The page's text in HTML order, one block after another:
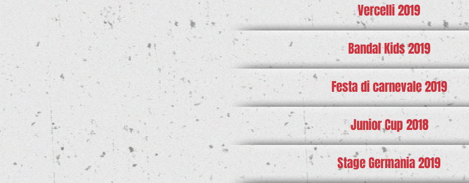
Vercelli 2019
Bandal Kids 2019
Festa di carnevale 2019
Junior Cup 2018
Stage Germania 2019